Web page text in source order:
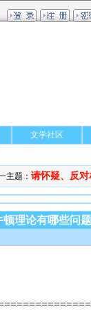
文学社区
主题： 请怀疑、反
顿理论有哪些问